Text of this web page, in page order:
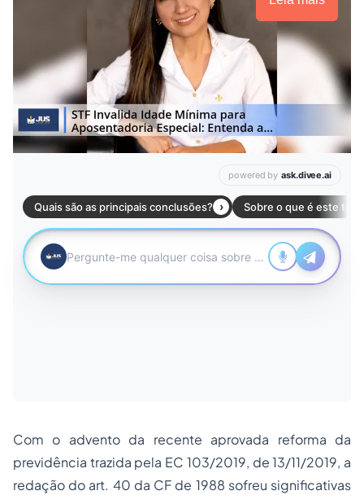
Com o advento da recente aprovada reforma da
previdência trazida pela EC 103/2019, de 13/11/2019, a
redação do art. 40 da CF de 1988 sofreu significativas